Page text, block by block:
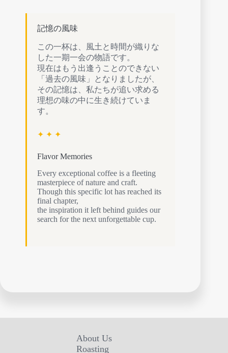
記憶の風味
この一杯は、風土と時間が織りな
した一期一会の物語です。
現在はもう出逢うことのできない
「過去の風味」となりましたが、
その記憶は、私たちが追い求める
理想の味の中に生き続けていま
す。
✦ ✦ ✦
Flavor Memories
Every exceptional coffee is a fleeting
masterpiece of nature and craft.
Though this specific lot has reached its
final chapter,
the inspiration it left behind guides our
search for the next unforgettable cup.
About Us
Roasting